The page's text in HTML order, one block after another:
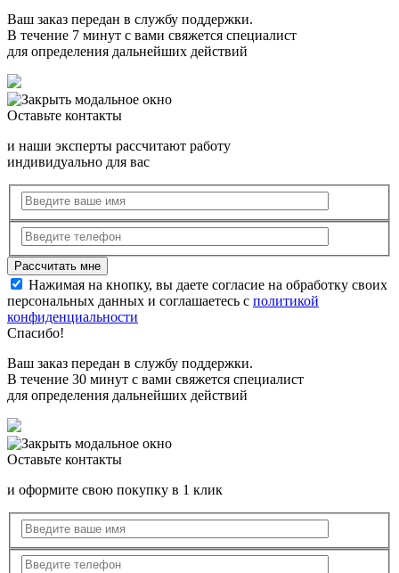
Ваш заказ передан в службу поддержки.
В течение 7 минут с вами свяжется специалист
для определения дальнейших действий
Оставьте контакты
и наши эксперты рассчитают работу
индивидуально для вас
Нажимая на кнопку, вы даете согласие на обработку своих
персональных данных и соглашаетесь с политикой
конфиденциальности
Спасибо!
Ваш заказ передан в службу поддержки.
В течение 30 минут с вами свяжется специалист
для определения дальнейших действий
Оставьте контакты
и оформите свою покупку в 1 клик